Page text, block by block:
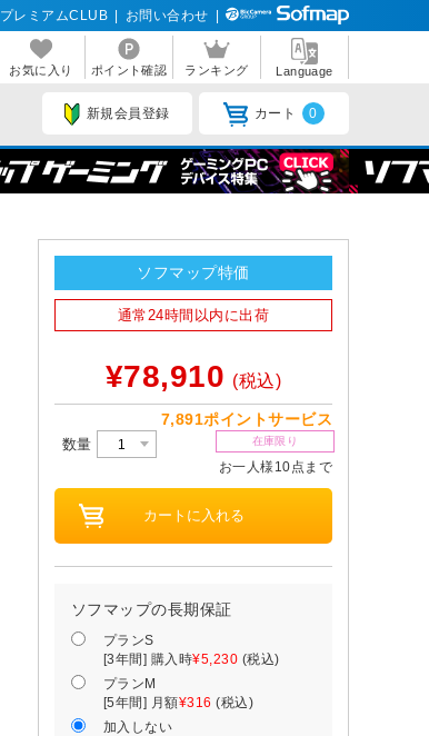
プレミアムCLUB お問い合わせ
お気に入り ポイント確認 ランキング Language
新規会員登録 カート 0
ソフマップ特価
通常24時間以内に出荷
¥78,910 (税込)
7,891ポイントサービス
数量 在庫限り
お一人様10点まで
ソフマップの長期保証
プランS
[3年間] 購入時¥5,230 (税込)
プランM
[5年間] 月額¥316 (税込)
加入しない